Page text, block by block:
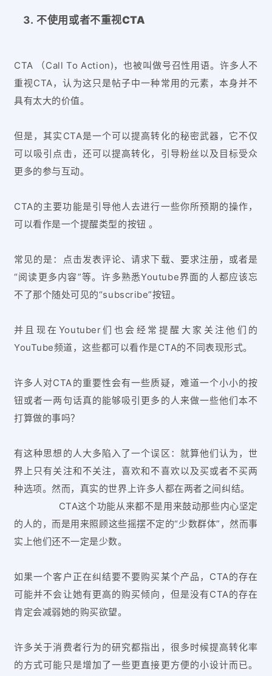
不使用或者不重视CTA
CTA （Call To Action)，也被叫做号召性用语。许多人不
重视CTA，认为这只是帖子中一种常用的元素，本身并不
具有太大的价值。
但是，其实CTA是一个可以提高转化的秘密武器，它不仅
可以吸引点击，还可以提高转化，引导粉丝以及目标受众
更多的参与互动。
CTA的主要功能是引导他人去进行一些你所预期的操作，
可以看作是一个提醒类型的按钮 。
常见的是：点击发表评论、请求下载、要求注册，或者是
“阅读更多内容”等。许多熟悉Youtube界面的人都应该忘
不了那个随处可见的“subscribe”按钮。
并且现在Youtuber们也会经常提醒大家关注他们的
YouTube频道，这些都可以看作是CTA的不同表现形式。
许多人对CTA的重要性会有一些质疑，难道一个小小的按
钮或者一两句话真的能够吸引更多的人来做一些他们本不
打算做的事吗？
有这种思想的人大多陷入了一个误区：就算他们认为，世
界上只有关注和不关注，喜欢和不喜欢以及买或者不买两
种选项。然而，真实的世界上许多人都在两者之间纠结。
CTA这个功能从来都不是用来鼓动那些内心坚定
的人的，而是用来照顾这些摇摆不定的“少数群体”，然而事
实上他们还不一定是少数。
如果一个客户正在纠结要不要购买某个产品，CTA的存在
可能并不会让她有更高的购买倾向，但是没有CTA的存在
肯定会减弱她的购买欲望。
许多关于消费者行为的研究都指出，很多时候提高转化率
的方式可能只是增加了一些更直接更方便的小设计而已。